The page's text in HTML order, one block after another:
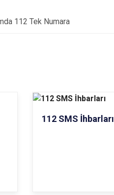
112 Tek Numara
112 SMS İhbarları